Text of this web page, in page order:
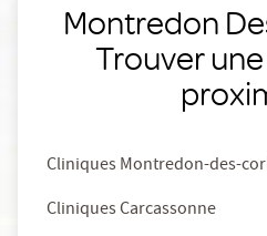
Montredon
Trouver
Cliniques Montredon-des-
Cliniques Carcassonne